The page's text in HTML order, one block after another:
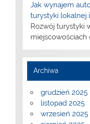
Jak wynajem
turystyki lokalnej
Rozwój turystyki
miejscowościach
Archiwa
grudzień 2025
listopad 2025
wrzesień 2025